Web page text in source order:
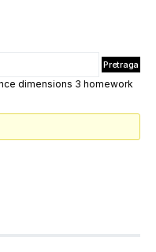
dimensions 3 homework